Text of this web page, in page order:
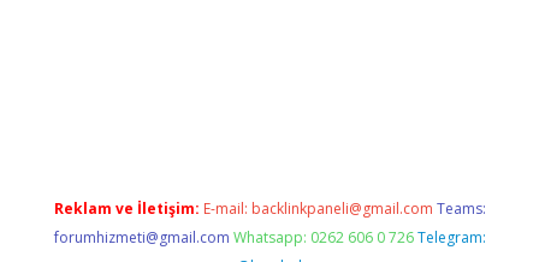
Reklam ve İletişim: E-mail: backlinkpaneli@gmail.com Teams:
forumhizmeti@gmail.com Whatsapp: 0262 606 0 726 Telegram: